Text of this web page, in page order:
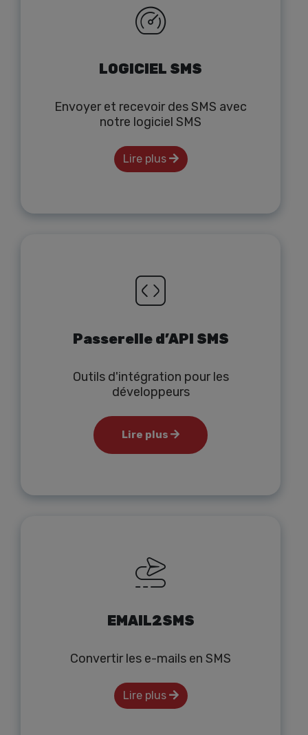
LOGICIEL SMS
Envoyer et recevoir des SMS avec
notre logiciel SMS
Lire plus
Passerelle d’API SMS
Outils d'intégration pour les
développeurs
Lire plus
EMAIL2SMS
Convertir les e-mails en SMS
Lire plus